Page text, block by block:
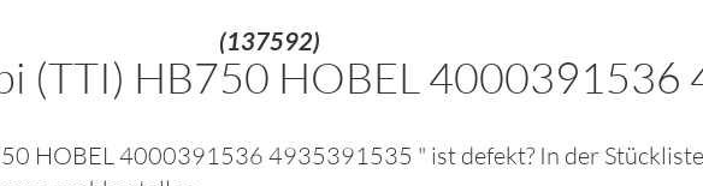
(137592)
(TTI) HB750 HOBEL
HOBEL 4000391536 4935391535 " ist defekt? In der